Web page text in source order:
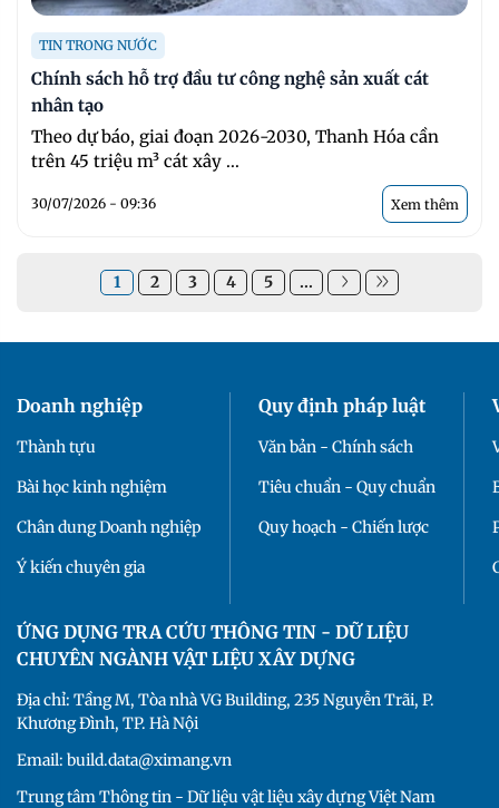
TIN TRONG NƯỚC
Chính sách hỗ trợ đầu tư công nghệ sản xuất cát
nhân tạo
Theo dự báo, giai đoạn 2026-2030, Thanh Hóa cần
trên 45 triệu m³ cát xây ...
30/07/2026 - 09:36 Xem thêm
1 2 3 4 5 ...
Doanh nghiệp
Thành tựu
Bài học kinh nghiệm
Chân dung Doanh nghiệp
Ý kiến chuyên gia
Quy định pháp luật
Văn bản - Chính sách
Tiêu chuẩn - Quy chuẩn
Quy hoạch - Chiến lược
ỨNG DỤNG TRA CỨU THÔNG TIN - DỮ LIỆU
CHUYÊN NGÀNH VẬT LIỆU XÂY DỰNG
Địa chỉ: Tầng M, Tòa nhà VG Building, 235 Nguyễn Trãi, P.
Khương Đình, TP. Hà Nội
Email: build.data@ximang.vn
Trung tâm Thông tin - Dữ liệu vật liệu xây dựng Việt Nam